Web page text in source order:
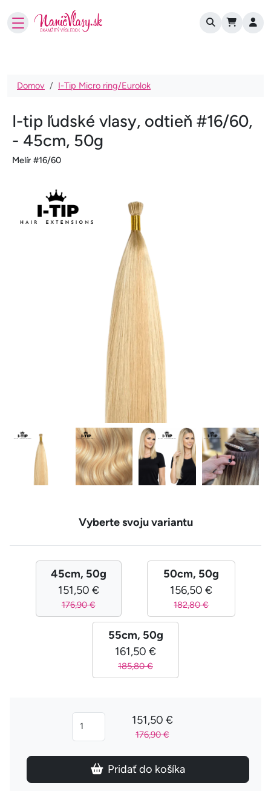
User account
Omrvinka
Domov I-Tip Micro ring/Eurolok
I-tip ľudské vlasy, odtieň #16/60,
- 45cm, 50g
Melír #16/60
Vyberte svoju variantu
45cm, 50g
151,50 €
176,90 €
50cm, 50g
156,50 €
182,80 €
55cm, 50g
161,50 €
185,80 €
151,50 €
176,90 €
Pridať do košíka